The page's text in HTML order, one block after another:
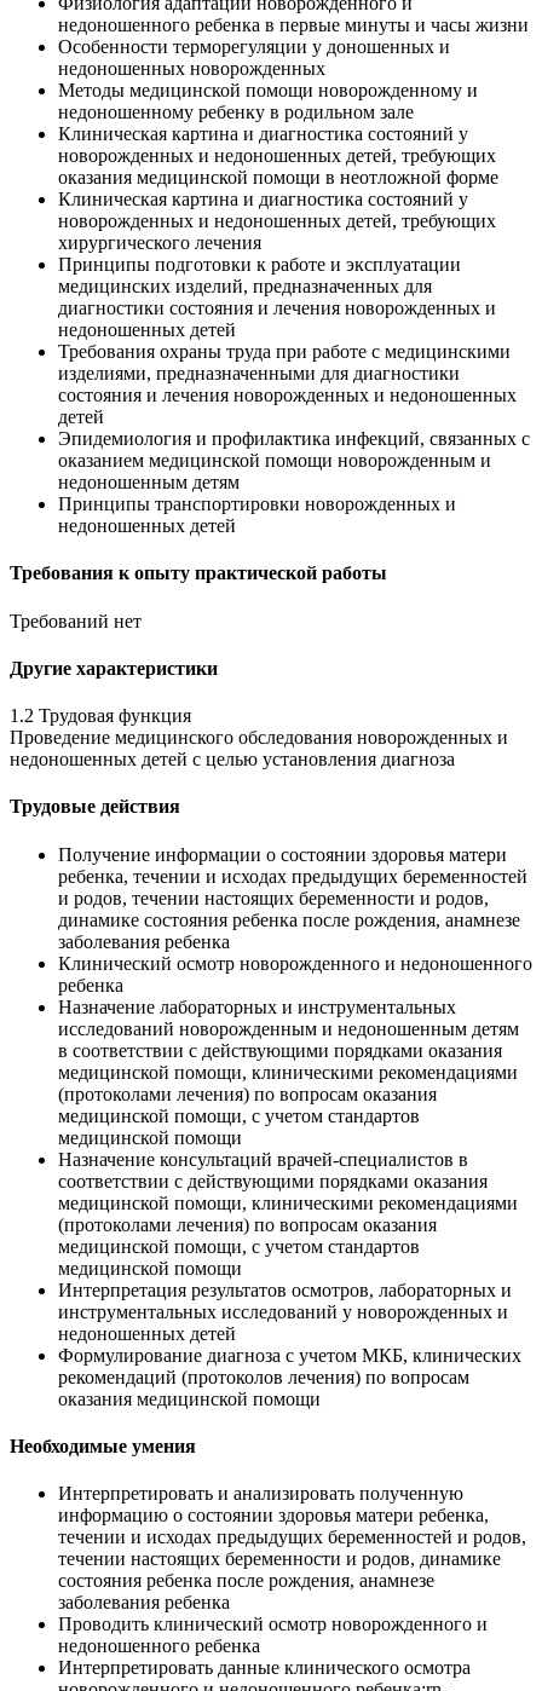
недоношенного ребенка в первые минуты и часы жизни
Особенности терморегуляции у доношенных и
недоношенных новорожденных
Методы медицинской помощи новорожденному и
недоношенному ребенку в родильном зале
Клиническая картина и диагностика состояний у
новорожденных и недоношенных детей, требующих
оказания медицинской помощи в неотложной форме
Клиническая картина и диагностика состояний у
новорожденных и недоношенных детей, требующих
хирургического лечения
Принципы подготовки к работе и эксплуатации
медицинских изделий, предназначенных для
диагностики состояния и лечения новорожденных и
недоношенных детей
Требования охраны труда при работе с медицинскими
изделиями, предназначенными для диагностики
состояния и лечения новорожденных и недоношенных
детей
Эпидемиология и профилактика инфекций, связанных с
оказанием медицинской помощи новорожденным и
недоношенным детям
Принципы транспортировки новорожденных и
недоношенных детей
Требования к опыту практической работы
Требований нет
Другие характеристики
1.2 Трудовая функция
Проведение медицинского обследования новорожденных и
недоношенных детей с целью установления диагноза
Трудовые действия
Получение информации о состоянии здоровья матери
ребенка, течении и исходах предыдущих беременностей
и родов, течении настоящих беременности и родов,
динамике состояния ребенка после рождения, анамнезе
заболевания ребенка
Клинический осмотр новорожденного и недоношенного
ребенка
Назначение лабораторных и инструментальных
исследований новорожденным и недоношенным детям
в соответствии с действующими порядками оказания
медицинской помощи, клиническими рекомендациями
(протоколами лечения) по вопросам оказания
медицинской помощи, с учетом стандартов
медицинской помощи
Назначение консультаций врачей-специалистов в
соответствии с действующими порядками оказания
медицинской помощи, клиническими рекомендациями
(протоколами лечения) по вопросам оказания
медицинской помощи, с учетом стандартов
медицинской помощи
Интерпретация результатов осмотров, лабораторных и
инструментальных исследований у новорожденных и
недоношенных детей
Формулирование диагноза с учетом МКБ, клинических
рекомендаций (протоколов лечения) по вопросам
оказания медицинской помощи
Необходимые умения
Интерпретировать и анализировать полученную
информацию о состоянии здоровья матери ребенка,
течении и исходах предыдущих беременностей и родов,
течении настоящих беременности и родов, динамике
состояния ребенка после рождения, анамнезе
заболевания ребенка
Проводить клинический осмотр новорожденного и
недоношенного ребенка
Интерпретировать данные клинического осмотра